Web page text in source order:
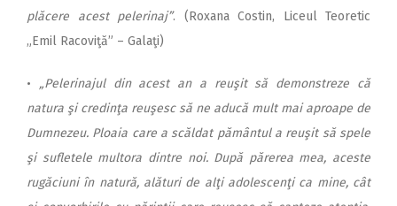
plăcere acest pelerinaj”. (Roxana Costin, Liceul Teoretic
„Emil Racoviţă” – Galaţi)
• „Pelerinajul din acest an a reuşit să demonstreze că
natura şi credinţa reuşesc să ne aducă mult mai aproape de
Dumnezeu. Ploaia care a scăldat pământul a reuşit să spele
şi sufletele multora dintre noi. După părerea mea, aceste
rugăciuni în natură, alături de alţi adolescenţi ca mine, cât